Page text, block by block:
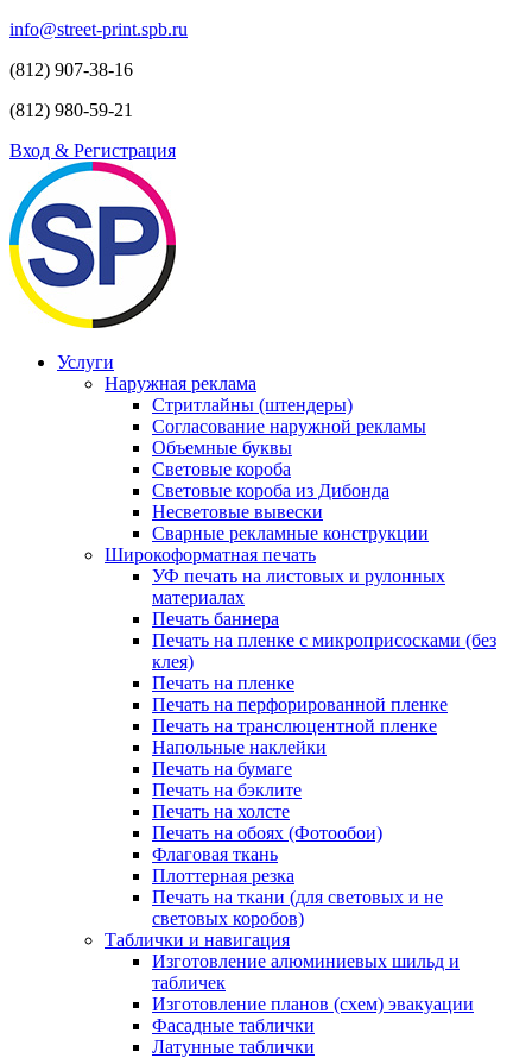
info@street-print.spb.ru
(812) 907-38-16
(812) 980-59-21
Вход & Регистрация
Услуги
Наружная реклама
Стритлайны (штендеры)
Согласование наружной рекламы
Объемные буквы
Световые короба
Световые короба из Дибонда
Несветовые вывески
Сварные рекламные конструкции
Широкоформатная печать
УФ печать на листовых и рулонных
материалах
Печать баннера
Печать на пленке с микроприсосками (без
клея)
Печать на пленке
Печать на перфорированной пленке
Печать на транслюцентной пленке
Напольные наклейки
Печать на бумаге
Печать на бэклите
Печать на холсте
Печать на обоях (Фотообои)
Флаговая ткань
Плоттерная резка
Печать на ткани (для световых и не
световых коробов)
Таблички и навигация
Изготовление алюминиевых шильд и
табличек
Изготовление планов (схем) эвакуации
Фасадные таблички
Латунные таблички